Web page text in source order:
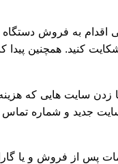
به فروش
کنید. همچنین پیدا
سایت هایی که هزینه
جدید و شماره تماس
پس از فروش و یا